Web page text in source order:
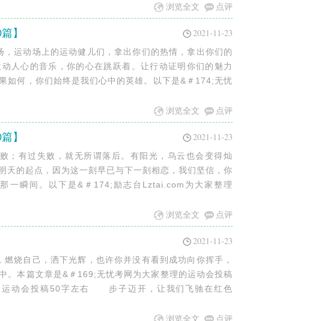
浏览全文 点评
】 2021-11-23
，运动场上的运动健儿们，拿出你们的热情，拿出你们的
人心的音乐，你的心在跳跃着。让行动证明你们的魅力
如何，你们始终是我们心中的英雄。以下是&＃174;无忧
浏览全文 点评
】 2021-11-23
；有过失败，就无所谓落后。有阳光，乌云也会变得灿
天的起点，因为这一刻早已与下一刻相恋，我们坚信，你
一瞬间。以下是&＃174;励志台Lztai.com为大家整理
浏览全文 点评
2021-11-23
烧自己，洒下光辉，也许你并没有看到成功向你挥手，
。本篇文章是&＃169;无忧考网为大家整理的运动会投稿
运动会投稿50字左右 步子迈开，让我们飞驰在红色
浏览全文 点评